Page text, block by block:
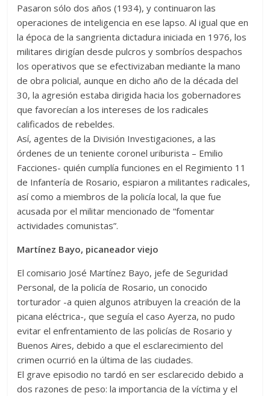
Pasaron sólo dos años (1934), y continuaron las
operaciones de inteligencia en ese lapso. Al igual que en
la época de la sangrienta dictadura iniciada en 1976, los
militares dirigían desde pulcros y sombríos despachos
los operativos que se efectivizaban mediante la mano
de obra policial, aunque en dicho año de la década del
30, la agresión estaba dirigida hacia los gobernadores
que favorecían a los intereses de los radicales
calificados de rebeldes.
Así, agentes de la División Investigaciones, a las
órdenes de un teniente coronel uriburista – Emilio
Facciones- quién cumplía funciones en el Regimiento 11
de Infantería de Rosario, espiaron a militantes radicales,
así como a miembros de la policía local, la que fue
acusada por el militar mencionado de “fomentar
actividades comunistas”.
Martínez Bayo, picaneador viejo
El comisario José Martínez Bayo, jefe de Seguridad
Personal, de la policía de Rosario, un conocido
torturador -a quien algunos atribuyen la creación de la
picana eléctrica-, que seguía el caso Ayerza, no pudo
evitar el enfrentamiento de las policías de Rosario y
Buenos Aires, debido a que el esclarecimiento del
crimen ocurrió en la última de las ciudades.
El grave episodio no tardó en ser esclarecido debido a
dos razones de peso: la importancia de la víctima y el